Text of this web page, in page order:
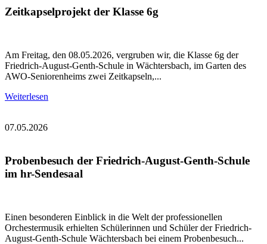
Zeitkapselprojekt der Klasse 6g
Am Freitag, den 08.05.2026, vergruben wir, die Klasse 6g der
Friedrich-August-Genth-Schule in Wächtersbach, im Garten des
AWO-Seniorenheims zwei Zeitkapseln,...
Weiterlesen
07.05.2026
Probenbesuch der Friedrich-August-Genth-Schule
im hr-Sendesaal
Einen besonderen Einblick in die Welt der professionellen
Orchestermusik erhielten Schülerinnen und Schüler der Friedrich-
August-Genth-Schule Wächtersbach bei einem Probenbesuch...